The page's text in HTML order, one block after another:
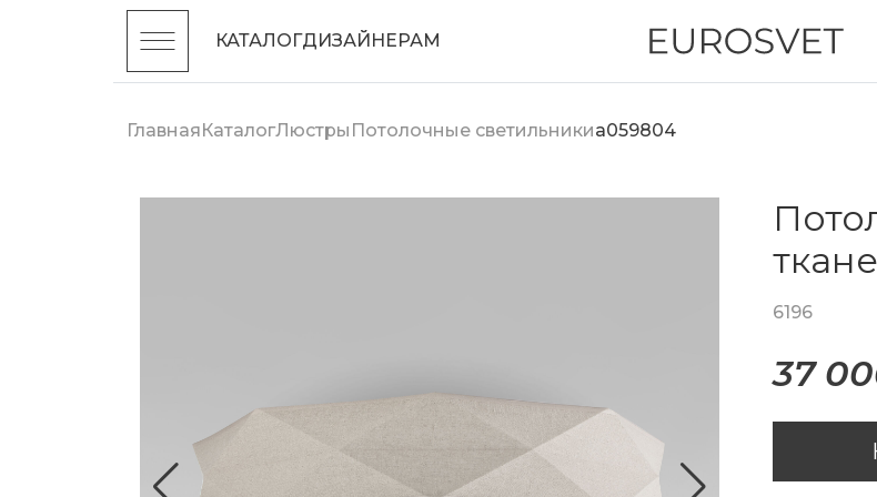
КАТАЛОГДИЗАЙНЕРАМ
ГлавнаяКаталогЛюстры Потолочные светильникиa059804
6196
37